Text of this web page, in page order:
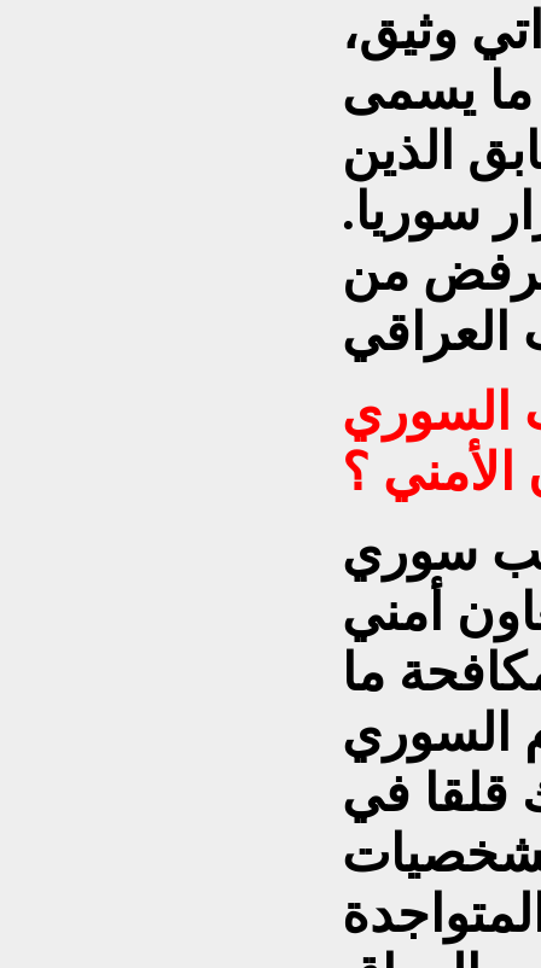
وثيق،
ما يسمى
الذين
سوريا.
من
السوري
الأمني ؟
سوري
أمني
ما
السوري
قلقا في